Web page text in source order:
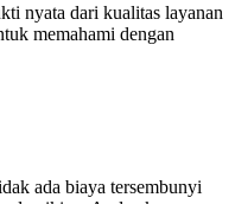
nyata dari kualitas layanan
memahami dengan
ada biaya tersembunyi